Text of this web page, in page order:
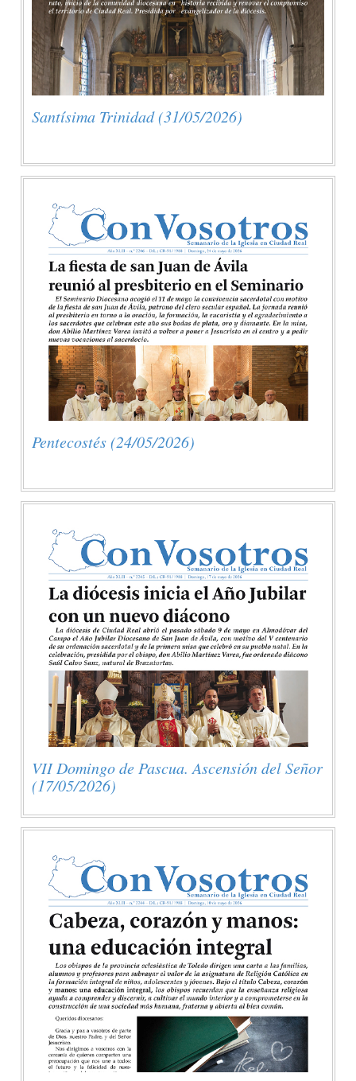
Santísima Trinidad (31/05/2026)
Pentecostés (24/05/2026)
VII Domingo de Pascua. Ascensión del Señor
(17/05/2026)